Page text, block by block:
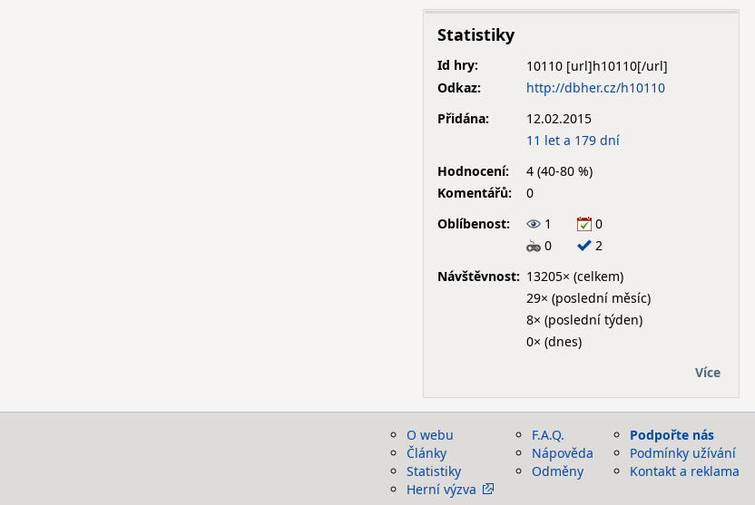
Statistiky
Id hry:
10110
Odkaz:
http://dbher.cz/h10110
Přidána:
12.02.2015
11 let a 179 dní
Hodnocení:
4 (40-80 %)
Komentářů:
0
Oblíbenost:
1
0
0
2
Návštěvnost: 13205× (celkem)
29× (poslední měsíc)
8× (poslední týden)
0× (dnes)
Více
O webu
Články
Statistiky
Herní výzva
F.A.Q.
Nápověda
Odměny
Podpořte nás
Podmínky užívání
Kontakt a reklama